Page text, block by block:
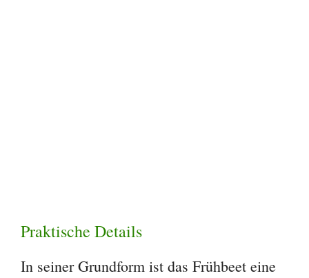
Praktische Details
In seiner Grundform ist das Frühbeet eine